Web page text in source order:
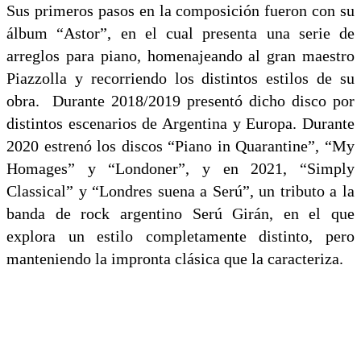
Sus primeros pasos en la composición fueron con su
álbum “Astor”, en el cual presenta una serie de
arreglos para piano, homenajeando al gran maestro
Piazzolla y recorriendo los distintos estilos de su
obra. Durante 2018/2019 presentó dicho disco por
distintos escenarios de Argentina y Europa. Durante
2020 estrenó los discos “Piano in Quarantine”, “My
Homages” y “Londoner”, y en 2021, “Simply
Classical” y “Londres suena a Serú”, un tributo a la
banda de rock argentino Serú Girán, en el que
explora un estilo completamente distinto, pero
manteniendo la impronta clásica que la caracteriza.